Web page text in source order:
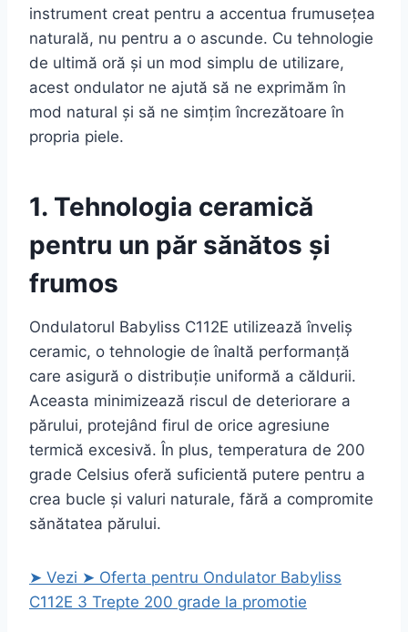
instrument creat pentru a accentua frumusețea
naturală, nu pentru a o ascunde. Cu tehnologie
de ultimă oră și un mod simplu de utilizare,
acest ondulator ne ajută să ne exprimăm în
mod natural și să ne simțim încrezătoare în
propria piele.
1. Tehnologia ceramică
pentru un păr sănătos și
frumos
Ondulatorul Babyliss C112E utilizează înveliș
ceramic, o tehnologie de înaltă performanță
care asigură o distribuție uniformă a căldurii.
Aceasta minimizează riscul de deteriorare a
părului, protejând firul de orice agresiune
termică excesivă. În plus, temperatura de 200
grade Celsius oferă suficientă putere pentru a
crea bucle și valuri naturale, fără a compromite
sănătatea părului.
➤ Vezi ➤ Oferta pentru Ondulator Babyliss
C112E 3 Trepte 200 grade la promotie